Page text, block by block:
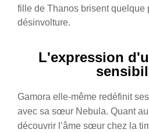
fille de Thanos brisent quelque
désinvolture.
L'expression
Gamora elle-même redéfinit
avec sa sœur Nebula. Quant
découvrir l’âme sœur chez la